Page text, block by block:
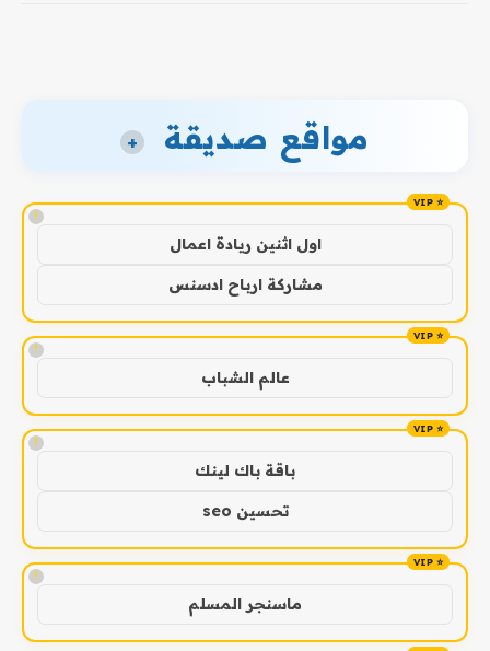
مواقع صديقة +
!
اول اثنين ريادة اعمال
مشاركة ارباح ادسنس
!
عالم الشباب
!
باقة باك لينك
تحسين seo
!
ماسنجر المسلم